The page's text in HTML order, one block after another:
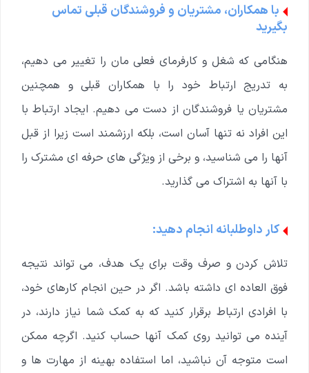
با همکاران، مشتریان و فروشندگان قبلی تماس
بگیرید
هنگامی که شغل و کارفرمای فعلی مان را تغییر می دهیم،
به تدریج ارتباط خود را با همکاران قبلی و همچنین
مشتریان یا فروشندگان از دست می دهیم. ایجاد ارتباط با
این افراد نه تنها آسان است، بلکه ارزشمند است زیرا از قبل
آنها را می شناسید، و برخی از ویژگی های حرفه ای مشترک را
با آنها به اشتراک می گذارید.
کار داوطلبانه انجام دهید:
تلاش کردن و صرف وقت برای یک هدف، می تواند نتیجه
فوق العاده ای داشته باشد. اگر در حین انجام کارهای خود،
با افرادی ارتباط برقرار کنید که به کمک شما نیاز دارند، در
آینده می توانید روی کمک آنها حساب کنید. اگرچه ممکن
است متوجه آن نباشید، اما استفاده بهینه از مهارت ها و